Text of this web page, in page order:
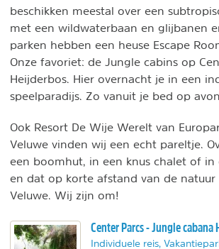
beschikken meestal over een
met een wildwaterbaan en glijbanen
parken hebben een heuse Escape
Onze favoriet: de Jungle cabins op
Heijderbos. Hier overnacht je in een
speelparadijs. Zo vanuit je bed op
Ook Resort De Wije Werelt van
Veluwe vinden wij een echt pareltje.
een boomhut, in een knus chalet of in
en dat op korte afstand van de natuur
Veluwe. Wij zijn om!
Center Parcs - Jungle cabana
Individuele reis,